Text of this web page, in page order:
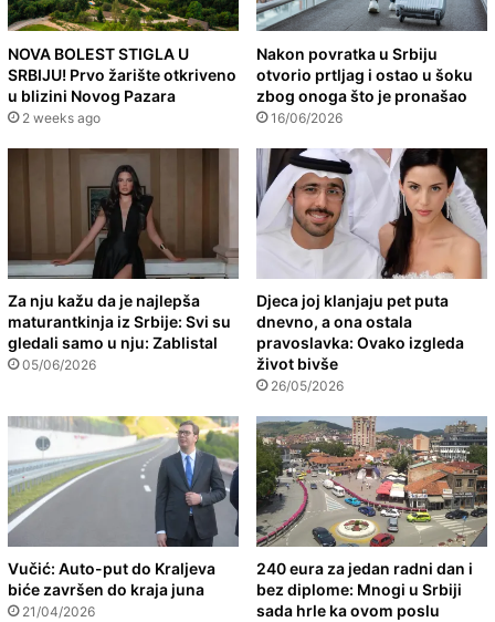
NOVA BOLEST STIGLA U
SRBIJU! Prvo žarište otkriveno
u blizini Novog Pazara
2 weeks ago
Nakon povratka u Srbiju
otvorio prtljag i ostao u šoku
zbog onoga što je pronašao
16/06/2026
Za nju kažu da je najlepša
maturantkinja iz Srbije: Svi su
gledali samo u nju: Zablistal
05/06/2026
Djeca joj klanjaju pet puta
dnevno, a ona ostala
pravoslavka: Ovako izgleda
život bivše
26/05/2026
Vučić: Auto-put do Kraljeva
biće završen do kraja juna
21/04/2026
240 eura za jedan radni dan i
bez diplome: Mnogi u Srbiji
sada hrle ka ovom poslu